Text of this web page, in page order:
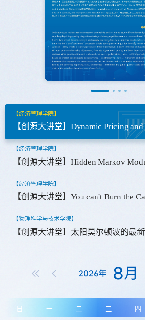
【经济管理学院】
【经济管理学院】
【经济管理学院】
【物理科学与技术学院】
8月
2026年
日 一 二 三 四